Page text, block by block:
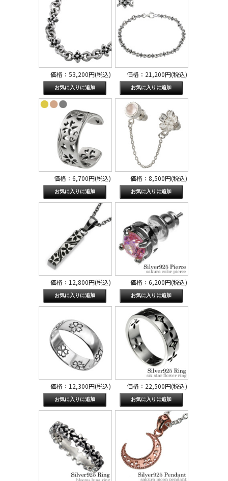
価格：53,200円(税込) 価格：21,200円(税込)
価格：6,700円(税込) 価格：8,500円(税込)
価格：12,800円(税込) 価格：6,200円(税込)
価格：12,300円(税込) 価格：22,500円(税込)